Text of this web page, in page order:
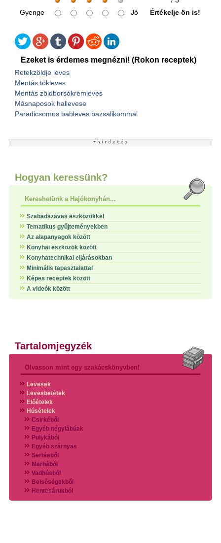
Gyenge
Jó Értékelje ön is!
Ezeket is érdemes megnézni! (Rokon receptek)
Retekzöldje leves
Mentás tökleves
Mentás zöldborsókrémleves
Másnaposok hallevese
Paradicsomos bableves bazsalikommal
Hogyan keressünk?
Kereshetünk a Hajókonyhán...
Szabadszavas eszközökkel
Tematikus gyűjteményekben
Az alapanyagok között
Konyhai eszközök között
Konyhatechnikai eljárásokban
Minimális tapasztalattal
Képes receptek között
A videók között
Tartalomjegyzék
Olvasson mint egy szakácskönyvben!
Levesek
Levesbetétek
Előételek
Húsételek
Csirkéből
Egyéb négylábúak
Pulykából
Egyéb szárnyas
Sertésből
Marhából
Vadhúsból
Belsőségekből
Hentesárukból
Vadszárnyasokból